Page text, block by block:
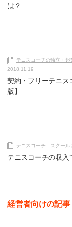
は？
テニスコーチの独立・起
2018.11.19
契約・フリーテニス
版】
テニスコーチ・スクール
テニスコーチの収入
経営者向けの記事